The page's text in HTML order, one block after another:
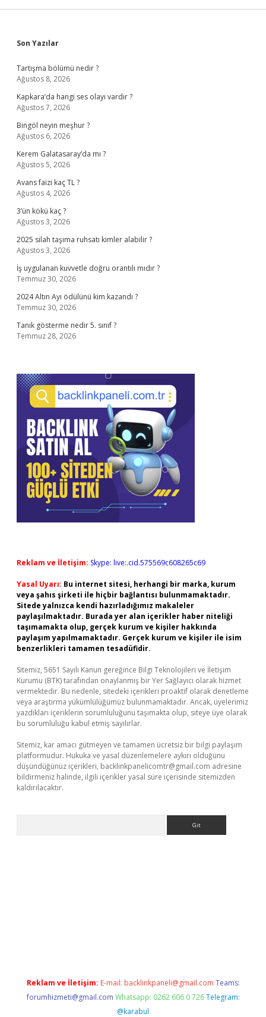
Sidebar
Son Yazılar
Tartışma bölümü nedir ?
Ağustos 8, 2026
Kapkara’da hangi ses olayı vardır ?
Ağustos 7, 2026
Bingöl neyin meşhur ?
Ağustos 6, 2026
Kerem Galatasaray’da mı ?
Ağustos 5, 2026
Avans faizi kaç TL ?
Ağustos 4, 2026
3’ün kökü kaç ?
Ağustos 3, 2026
2025 silah taşıma ruhsatı kimler alabilir ?
Ağustos 3, 2026
İş uygulanan kuvvetle doğru orantılı mıdır ?
Temmuz 30, 2026
2024 Altın Ayı ödülünü kim kazandı ?
Temmuz 30, 2026
Tanık gösterme nedir 5. sınıf ?
Temmuz 28, 2026
Reklam ve İletişim: Skype: live:.cid.575569c608265c69
Yasal Uyarı: Bu internet sitesi, herhangi bir marka, kurum
veya şahıs şirketi ile hiçbir bağlantısı bulunmamaktadır.
Sitede yalnızca kendi hazırladığımız makaleler
paylaşılmaktadır. Burada yer alan içerikler haber niteliği
taşımamakta olup, gerçek kurum ve kişiler hakkında
paylaşım yapılmamaktadır. Gerçek kurum ve kişiler ile isim
benzerlikleri tamamen tesadüfidir.
Sitemiz, 5651 Sayılı Kanun gereğince Bilgi Teknolojileri ve İletişim
Kurumu (BTK) tarafından onaylanmış bir Yer Sağlayıcı olarak hizmet
vermektedir. Bu nedenle, sitedeki içerikleri proaktif olarak denetleme
veya araştırma yükümlülüğümüz bulunmamaktadır. Ancak, üyelerimiz
yazdıkları içeriklerin sorumluluğunu taşımakta olup, siteye üye olarak
bu sorumluluğu kabul etmiş sayılırlar.
Sitemiz, kar amacı gütmeyen ve tamamen ücretsiz bir bilgi paylaşım
platformudur. Hukuka ve yasal düzenlemelere aykırı olduğunu
düşündüğünüz içerikleri, backlinkpanelicomtr@gmail.com adresine
bildirmeniz halinde, ilgili içerikler yasal süre içerisinde sitemizden
kaldırılacaktır.
Reklam ve İletişim: E-mail: backlinkpaneli@gmail.com Teams:
forumhizmeti@gmail.com Whatsapp: 0262 606 0 726 Telegram:
@karabul